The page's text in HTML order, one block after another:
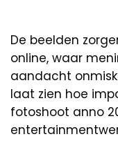
De beelden
online, waar
aandacht
laat zien hoe
fotoshoot anno